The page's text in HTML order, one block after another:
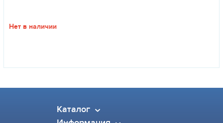
Нет в наличии
Каталог